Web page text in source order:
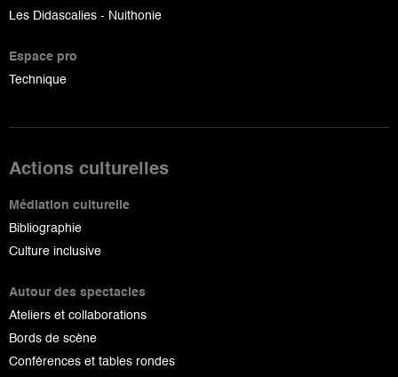
Les Didascalies - Nuithonie
Espace pro
Technique
Actions culturelles
Médiation culturelle
Bibliographie
Culture inclusive
Autour des spectacles
Ateliers et collaborations
Bords de scène
Conférences et tables rondes